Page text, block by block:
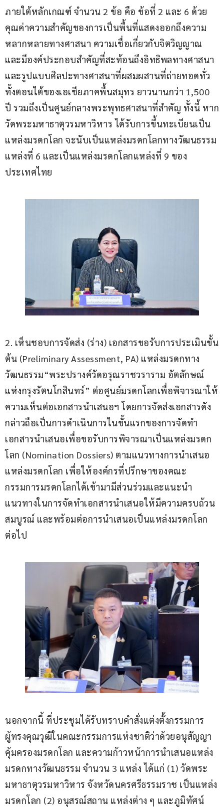
ภายใต้หลักเกณฑ์ จำนวน 2 ข้อ คือ ข้อที่ 2 และ 6 ด้วย
คุณค่าความสำคัญของการเป็นพื้นที่แสดงออกถึงความ
หลากหลายทางศาสนา ความเชื่อเกี่ยวกับจิตวิญญาณ
และมีองค์ประกอบสำคัญที่สะท้อนถึงอิทธิพลทางศาสนา
และรูปแบบศิลปะทางศาสนาที่ผสมผสานที่ถ่ายทอดทั่ว
ทั้งตอนใต้ของเอเชียภาคพื้นสมุทร ยาวนานกว่า 1,500
ปี รวมถึงเป็นศูนย์กลางพระพุทธศาสนาที่สำคัญ ทั้งนี้ หาก
วัดพระมหาธาตุวรมหาวิหาร ได้รับการขึ้นทะเบียนเป็น
แหล่งมรดกโลก จะนับเป็นแหล่งมรดกโลกทางวัฒนธรรม
แหล่งที่ 6 และเป็นแหล่งมรดกโลกแหล่งที่ 9 ของ
ประเทศไทย
2. เห็นชอบการจัดส่ง (ร่าง) เอกสารขอรับการประเมินขั้น
ต้น (Preliminary Assessment, PA) แหล่งมรดกทาง
วัฒนธรรม“พระปรางค์วัดอรุณราชวราราม อัตลักษณ์
แห่งกรุงรัตนโกสินทร์” ต่อศูนย์มรดกโลกเพื่อพิจารณาให้
ความเห็นต่อเอกสารนำเสนอฯ โดยการจัดส่งเอกสารดัง
กล่าวถือเป็นการดำเนินการในขั้นแรกของการจัดทำ
เอกสารนำเสนอเพื่อขอรับการพิจารณาเป็นแหล่งมรดก
โลก (Nomination Dossiers) ตามแนวทางการนำเสนอ
แหล่งมรดกโลก เพื่อให้องค์กรที่ปรึกษาของคณะ
กรรมการมรดกโลกได้เข้ามามีส่วนร่วมและแนะนำ
แนวทางในการจัดทำเอกสารนำเสนอให้มีความครบถ้วน
สมบูรณ์ และพร้อมต่อการนำเสนอเป็นแหล่งมรดกโลก
ต่อไป
นอกจากนี้ ที่ประชุมได้รับทราบคำสั่งแต่งตั้งกรรมการ
ผู้ทรงคุณวุฒิในคณะกรรมการแห่งชาติว่าด้วยอนุสัญญา
คุ้มครองมรดกโลก และความก้าวหน้าการนำเสนอแหล่ง
มรดกทางวัฒนธรรม จำนวน 3 แหล่ง ได้แก่ (1) วัดพระ
มหาธาตุวรมหาวิหาร จังหวัดนครศรีธรรมราช เป็นแหล่ง
มรดกโลก (2) อนุสรณ์สถาน แหล่งต่าง ๆ และภูมิทัศน์